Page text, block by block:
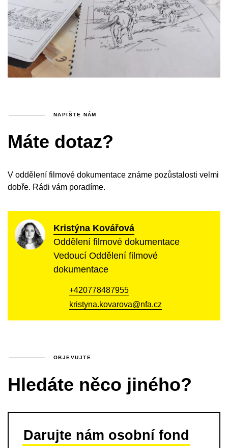
NAPIŠTE NÁM
Máte dotaz?
V oddělení filmové dokumentace známe pozůstalosti velmi
dobře. Rádi vám poradíme.
Kristýna Kovářová
Oddělení filmové dokumentace
Vedoucí Oddělení filmové
dokumentace
+420778487955
kristyna.kovarova@nfa.cz
OBJEVUJTE
Hledáte něco jiného?
Darujte nám osobní fond